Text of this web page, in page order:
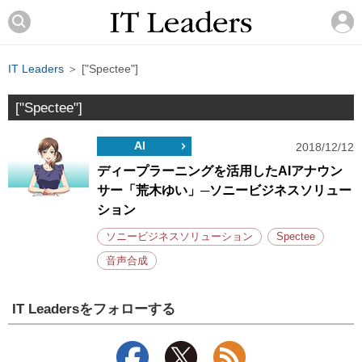
IT Leaders ＞ ["Spectee"]
["Spectee"]
AI 2018/12/12
ディープラーニングを活用したAIアナウン
サー「荒木ゆい」─ソニービジネスソリュー
ション
ソニービジネスソリューション Spectee
音声合成
IT Leadersをフォローする